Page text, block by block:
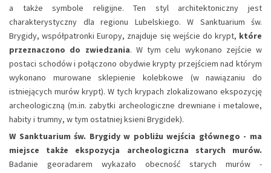
a także symbole religijne. Ten styl architektoniczny jest
charakterystyczny dla regionu Lubelskiego. W Sanktuarium św.
Brygidy, współpatronki Europy, znajduje się wejście do krypt, które
przeznaczono do zwiedzania. W tym celu wykonano zejście w
postaci schodów i połączono obydwie krypty przejściem nad którym
wykonano murowane sklepienie kolebkowe (w nawiązaniu do
istniejących murów krypt). W tych krypach zlokalizowano ekspozycję
archeologiczną (m.in. zabytki archeologiczne drewniane i metalowe,
habity i trumny, w tym ostatniej ksieni Brygidek).
W Sanktuarium św. Brygidy w pobliżu wejścia głównego - ma
miejsce także ekspozycja archeologiczna starych murów.
Badanie georadarem wykazało obecność starych murów -